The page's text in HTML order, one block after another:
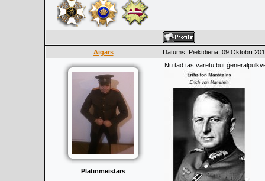
Aigars Datums: Piektdiena,
Platīnmeistars
Nu tad tas varētu būt